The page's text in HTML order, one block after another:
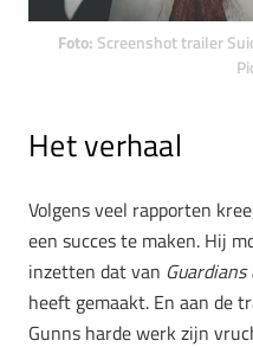
Foto: Screenshot trailer
Het verhaal
Volgens veel rapporten
een succes te maken. Hij
inzetten dat van
heeft gemaakt. En aan de
Gunns harde werk zijn